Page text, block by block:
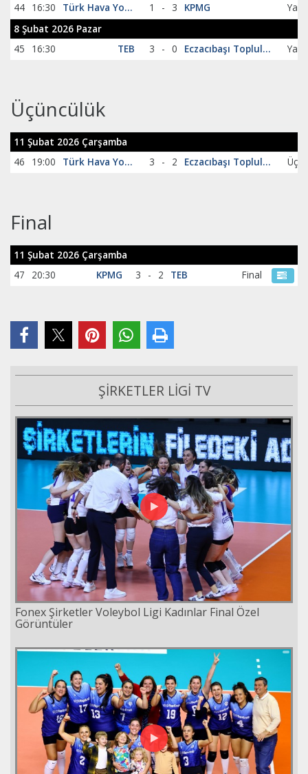
44 16:30 Türk Hava Yolları 1 - 3
KPMG
8 Şubat 2026 Pazar
45
16:30 TEB 3 - 0 Eczacıbaşı Topluluğu
Üçüncülük
11 Şubat 2026 Çarşamba
46
19:00 Türk Hava Yolları 3 - 2 Eczacıbaşı Topluluğu
Final
11 Şubat 2026 Çarşamba
47
20:30 KPMG 3 - 2 TEB Final
ŞİRKETLER LİGİ TV
Fonex Şirketler Voleybol Ligi Kadınlar Final Özel
Görüntüler